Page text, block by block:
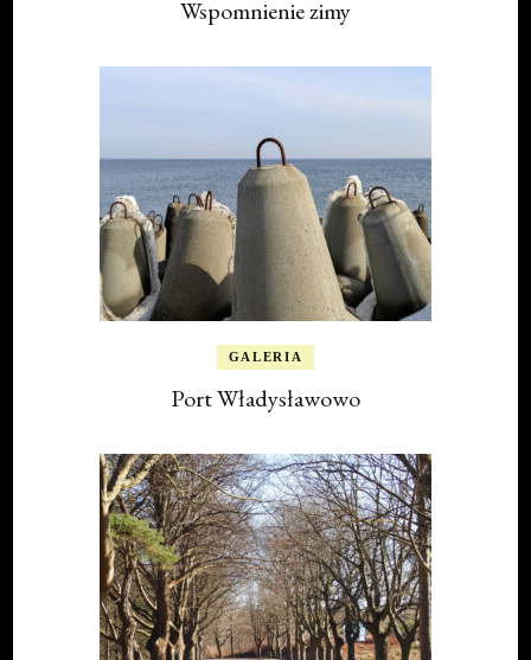
Wspomnienie zimy
GALERIA
Port Władysławowo